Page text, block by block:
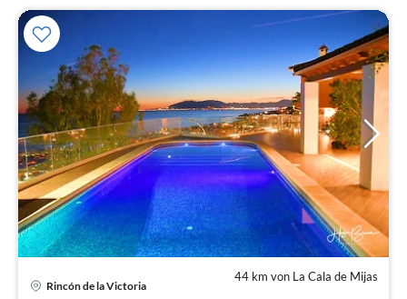
44 km von La Cala de Mijas
Rincón de la Victoria